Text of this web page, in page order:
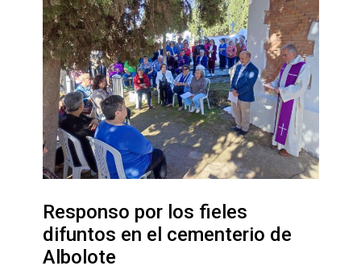
Responso por los fieles
difuntos en el cementerio de
Albolote